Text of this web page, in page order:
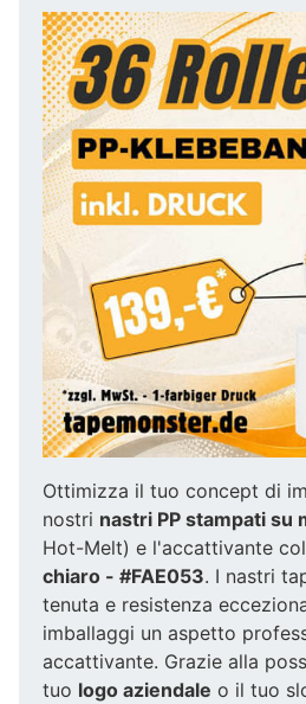
Ottimizza il tuo concept di
nostri nastri PP stampati su
Hot-Melt) e l'accattivante
chiaro - #FAE053. I nastri
tenuta e resistenza
imballaggi un aspetto
accattivante. Grazie alla
tuo logo aziendale o il tuo